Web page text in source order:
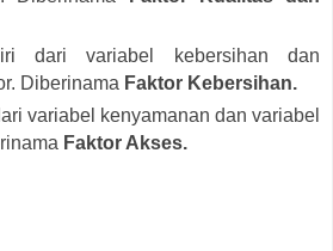
dari variabel kebersihan dan
Diberinama Faktor Kebersihan.
variabel kenyamanan dan variabel
Faktor Akses.